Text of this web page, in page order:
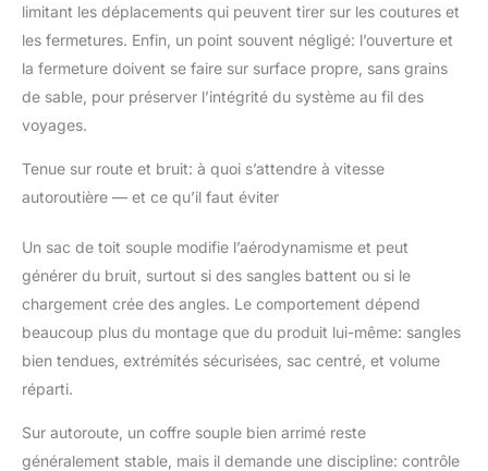
limitant les déplacements qui peuvent tirer sur les coutures et
les fermetures. Enfin, un point souvent négligé: l’ouverture et
la fermeture doivent se faire sur surface propre, sans grains
de sable, pour préserver l’intégrité du système au fil des
voyages.
Tenue sur route et bruit: à quoi s’attendre à vitesse
autoroutière — et ce qu’il faut éviter
Un sac de toit souple modifie l’aérodynamisme et peut
générer du bruit, surtout si des sangles battent ou si le
chargement crée des angles. Le comportement dépend
beaucoup plus du montage que du produit lui-même: sangles
bien tendues, extrémités sécurisées, sac centré, et volume
réparti.
Sur autoroute, un coffre souple bien arrimé reste
généralement stable, mais il demande une discipline: contrôle